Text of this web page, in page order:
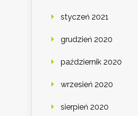
styczeń 2021
grudzień 2020
październik 2020
wrzesień 2020
sierpień 2020